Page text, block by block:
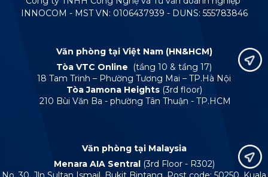
INNOCOM - MST VN: 0106437939 - DUNS: 555783846
Văn phòng tại Việt Nam (HN&HCM)
Tòa VTC Online
(tầng 10 & tầng 17)
18 Tam Trinh – Phường Tương Mai – TP.Hà Nội
Tòa Jamona Heights (3rd floor)
210 Bùi Văn Ba - phường Tân Thuận - TP.HCM
Văn phòng tại Malaysia
Menara AIA Sentral (3rd Floor - R302)